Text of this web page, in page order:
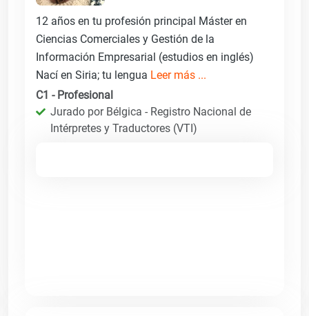
12 años en tu profesión principal Máster en
Ciencias Comerciales y Gestión de la
Información Empresarial (estudios en inglés)
Nací en Siria; tu lengua Leer más ...
C1 - Profesional
Jurado por Bélgica - Registro Nacional de
Intérpretes y Traductores (VTI)